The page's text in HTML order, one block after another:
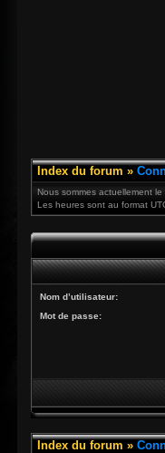
Index du forum »
Nous sommes actuellement
Les heures sont au format
Nom d’utilisateur:
Mot de passe:
Index du forum »